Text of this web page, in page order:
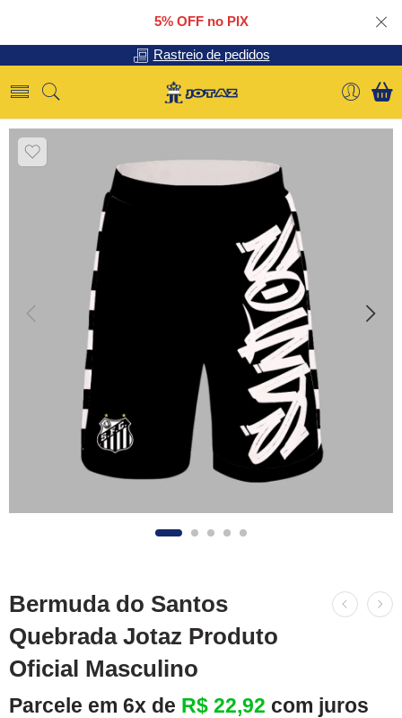
5% OFF no PIX
Rastreio de pedidos
Bermuda do Santos
Quebrada Jotaz Produto
Oficial Masculino
Parcele em 6x de R$ 22,92 com juros